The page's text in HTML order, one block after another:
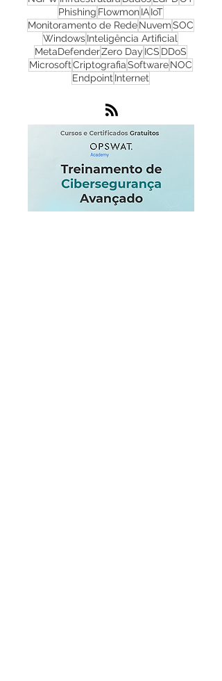
FirewallRedesWhatsUp Gold Check Point
CibersegurançaCloudZero Trust
NGFWInfraestruturaDadosLGPDOT
PhishingFlowmonIAIoT
Monitoramento de RedeNuvemSOC
WindowsInteligência Artificial
MetaDefenderZero DayICS
EndpointInternet